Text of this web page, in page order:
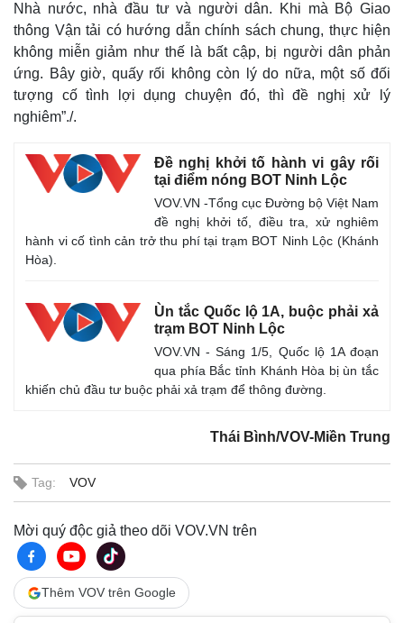
Quan sát
Cuộc sống đó đây
Video
Ảnh
E-Magazine
Infographic
Nhà nước, nhà đầu tư và người dân. Khi mà Bộ Giao
thông Vận tải có hướng dẫn chính sách chung, thực hiện
không miễn giảm như thế là bất cập, bị người dân phản
ứng. Bây giờ, quấy rối không còn lý do nữa, một số đối
tượng cố tình lợi dụng chuyện đó, thì đề nghị xử lý
nghiêm”./.
Đề nghị khởi tố hành vi gây rối
tại điểm nóng BOT Ninh Lộc
VOV.VN -Tổng cục Đường bộ Việt Nam
đề nghị khởi tố, điều tra, xử nghiêm
hành vi cố tình cản trở thu phí tại trạm BOT Ninh Lộc (Khánh
Hòa).
Ùn tắc Quốc lộ 1A, buộc phải xả
trạm BOT Ninh Lộc
VOV.VN - Sáng 1/5, Quốc lộ 1A đoạn
qua phía Bắc tỉnh Khánh Hòa bị ùn tắc
khiến chủ đầu tư buộc phải xả trạm để thông đường.
Thái Bình/VOV-Miền Trung
Tag: VOV
Mời quý độc giả theo dõi VOV.VN trên
Thêm VOV trên Google